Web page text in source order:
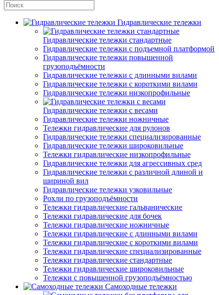
Гидравлические тележки
Гидравлические тележки стандартные
Гидравлические тележки с подъемной платформой
Гидравлические тележки повышенной
грузоподъёмности
Гидравлические тележки с длинными вилами
Гидравлические тележки с короткими вилами
Гидравлические тележки низкопрофильные
Гидравлические тележки с весами
Гидравлические тележки ножничные
Тележки гидравлические для рулонов
Гидравлические тележки специализированные
Гидравлические тележки широковильные
Тележки гидравлические низкопрофильные
Гидравлические тележки для агрессивных сред
Гидравлические тележки с различной длиной и
шириной вил
Гидравлические тележки узковильные
Рохли по грузоподъёмности
Тележки гидравлические гальванические
Тележки гидравлические для бочек
Тележки гидравлические ножничные
Тележки гидравлические с длинными вилами
Тележки гидравлические с короткими вилами
Тележки гидравлические специализированные
Тележки гидравлические стандартные
Тележки гидравлические широковильные
Тележки с повышенной грузоподъёмностью
Самоходные тележки